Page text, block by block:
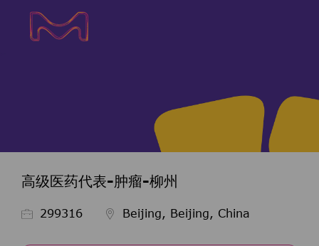
高级医药代表-肿瘤-柳州
ID de l’emploi
299316 Beijing, Beijing, China